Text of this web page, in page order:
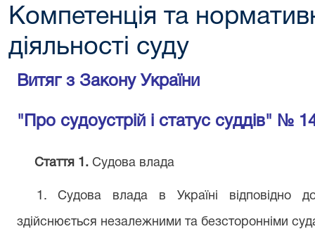
Компетенція та
діяльності суду
Витяг з Закону України
"Про судоустрій і статус суддів" №
Стаття 1. Судова влада
1. Судова влада в Україні відповідно
здійснюється незалежними та безсторонніми